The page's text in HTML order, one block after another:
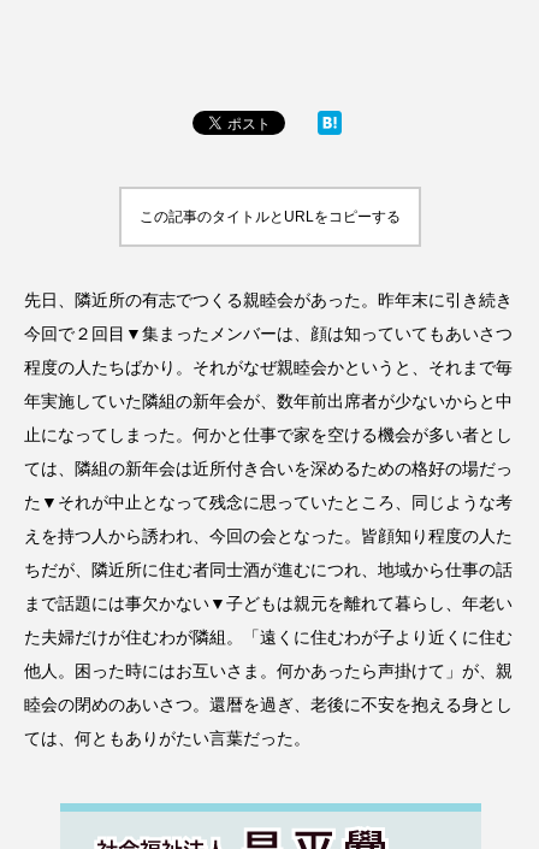
この記事のタイトルとURLをコピーする
先日、隣近所の有志でつくる親睦会があった。昨年末に引き続き
今回で２回目▼集まったメンバーは、顔は知っていてもあいさつ
程度の人たちばかり。それがなぜ親睦会かというと、それまで毎
年実施していた隣組の新年会が、数年前出席者が少ないからと中
止になってしまった。何かと仕事で家を空ける機会が多い者とし
ては、隣組の新年会は近所付き合いを深めるための格好の場だっ
た▼それが中止となって残念に思っていたところ、同じような考
えを持つ人から誘われ、今回の会となった。皆顔知り程度の人た
ちだが、隣近所に住む者同士酒が進むにつれ、地域から仕事の話
まで話題には事欠かない▼子どもは親元を離れて暮らし、年老い
た夫婦だけが住むわが隣組。「遠くに住むわが子より近くに住む
他人。困った時にはお互いさま。何かあったら声掛けて」が、親
睦会の閉めのあいさつ。還暦を過ぎ、老後に不安を抱える身とし
ては、何ともありがたい言葉だった。